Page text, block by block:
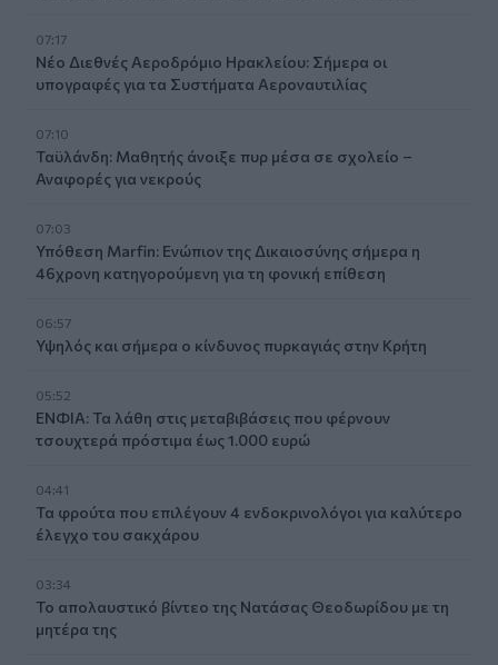
07:17
Νέο Διεθνές Αεροδρόμιο Ηρακλείου: Σήμερα οι
υπογραφές για τα Συστήματα Αεροναυτιλίας
07:10
Ταϋλάνδη: Μαθητής άνοιξε πυρ μέσα σε σχολείο –
Αναφορές για νεκρούς
07:03
Υπόθεση Marfin: Ενώπιον της Δικαιοσύνης σήμερα η
46χρονη κατηγορούμενη για τη φονική επίθεση
06:57
Υψηλός και σήμερα ο κίνδυνος πυρκαγιάς στην Κρήτη
05:52
ΕΝΦΙΑ: Τα λάθη στις μεταβιβάσεις που φέρνουν
τσουχτερά πρόστιμα έως 1.000 ευρώ
04:41
Τα φρούτα που επιλέγουν 4 ενδοκρινολόγοι για καλύτερο
έλεγχο του σακχάρου
03:34
Το απολαυστικό βίντεο της Νατάσας Θεοδωρίδου με τη
μητέρα της